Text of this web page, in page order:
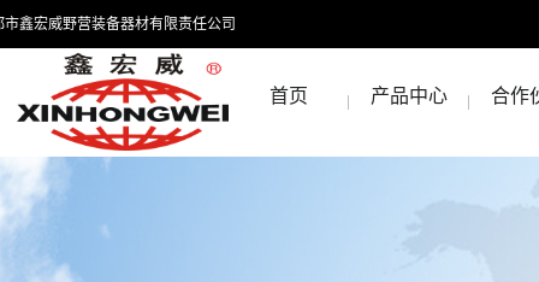
市鑫宏威野营装备器材有限责任公司
首页 产品中心 合作